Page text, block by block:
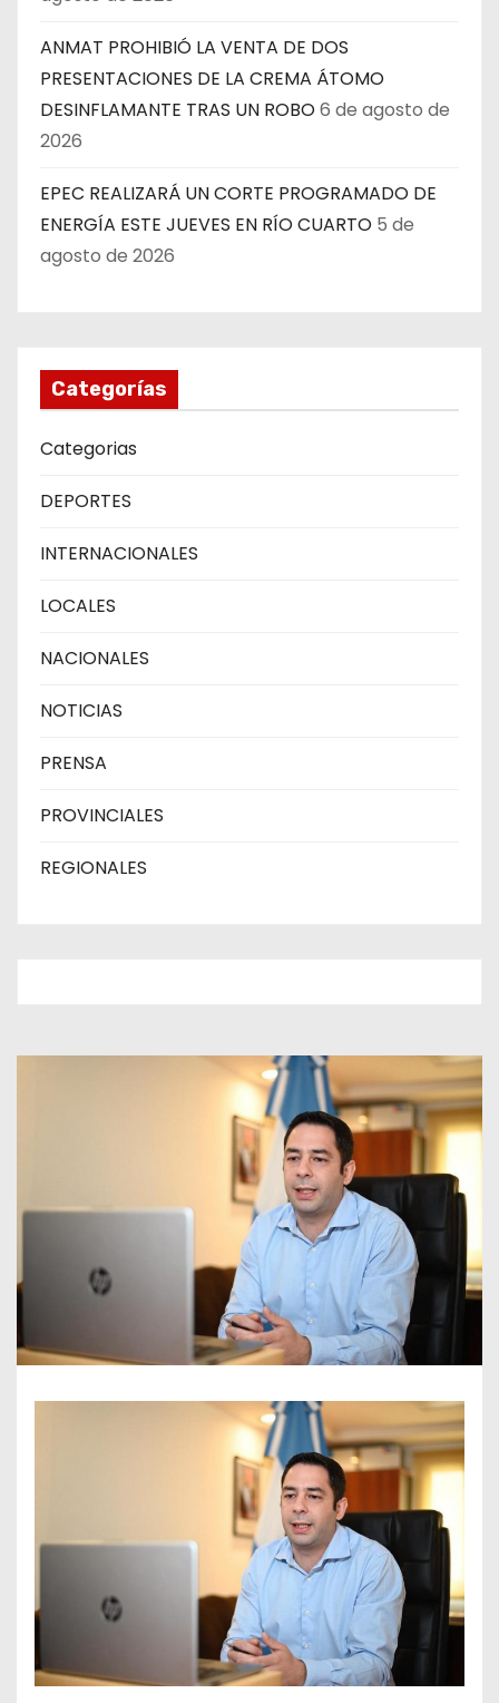
ANMAT PROHIBIÓ LA VENTA DE DOS
PRESENTACIONES DE LA CREMA ÁTOMO
DESINFLAMANTE TRAS UN ROBO6 de agosto de
2026
EPEC REALIZARÁ UN CORTE PROGRAMADO DE
ENERGÍA ESTE JUEVES EN RÍO CUARTO 5 de
agosto de 2026
Categorías
Categorias
DEPORTES
INTERNACIONALES
LOCALES
NACIONALES
NOTICIAS
PRENSA
PROVINCIALES
REGIONALES